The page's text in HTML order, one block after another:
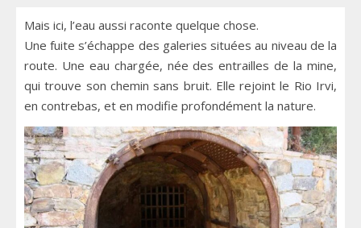
Mais ici, l’eau aussi raconte quelque chose.
Une fuite s’échappe des galeries situées au niveau de la
route. Une eau chargée, née des entrailles de la mine,
qui trouve son chemin sans bruit. Elle rejoint le Rio Irvi,
en contrebas, et en modifie profondément la nature.